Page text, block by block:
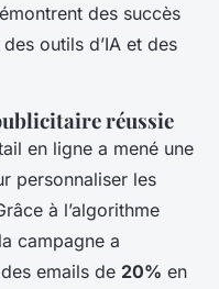
des succès
outils d’IA et des
réussie
en ligne a mené une
personnaliser les
à l’algorithme
campagne a
emails de 20% en